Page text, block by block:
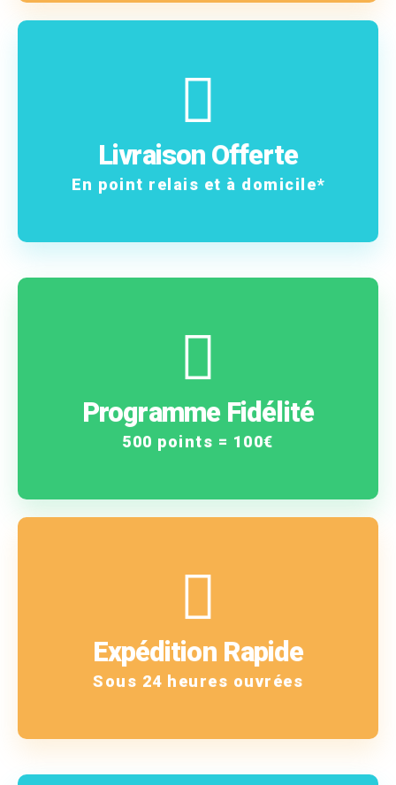
Livraison Offerte
En point relais et à domicile*
Vos commandes sans
frais !
Programme Fidélité
500 points = 100€
Plus vous achetez, plus
vous gagnez !
Expédition Rapide
Sous 24 heures ouvrées
Vous êtes notre priorité
!